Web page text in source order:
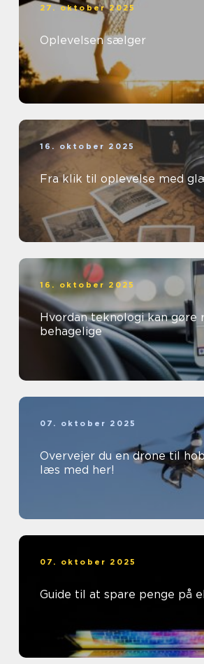
27. oktober 2025
Oplevelsen sælger
16. oktober 2025
Fra klik til oplevelse med
16. oktober 2025
Hvordan teknologi kan gøre
behagelige
07. oktober 2025
Overvejer du en drone til
læs med her!
07. oktober 2025
Guide til at spare penge på